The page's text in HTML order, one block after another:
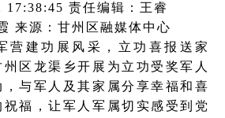
17:38:45 责任编辑：王睿
来源：甘州区融媒体中心
营建功展风采，立功喜报送家
区龙渠乡开展为立功受奖军人
与军人及其家属分享幸福和喜
福，让军人军属切实感受到党